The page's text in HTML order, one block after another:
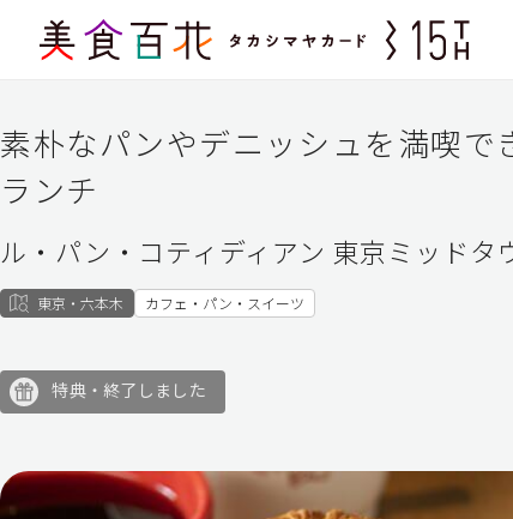
素朴なパンやデニッシュを満喫で
ランチ
ル・パン・コティディアン 東京ミッドタ
東京・六本木 カフェ・パン・スイーツ
特典・終了しました